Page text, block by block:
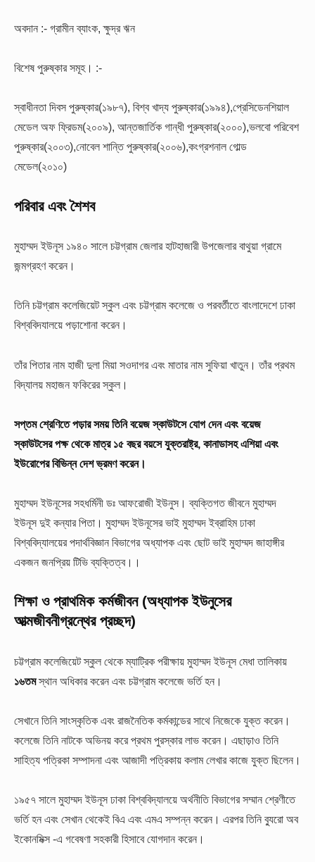
অবদান :- গ্রামীন ব্যাংক, ক্ষুদ্র ঋন
বিশেষ পুরুষ্কার সমূহ। :-
স্বাধীনতা দিবস পুরুষ্কার(১৯৮৭), বিশ্ব খাদ্য পুরুষ্কার(১৯৯৪),প্রেসিডেনশিয়াল
মেডেল অফ ফ্রিডম(২০০৯), আন্তজার্তিক গান্ধী পুরুষ্কার(২০০০),ভলবো পরিবেশ
পুরুষ্কার(২০০৩),নোবেল শান্তি পুরুষ্কার(২০০৬),কংগ্রশনাল গোল্ড
মেডেল(২০১০)
পরিবার এবং শৈশব
মুহাম্মদ ইউনূস ১৯৪০ সালে চট্টগ্রাম জেলার হাটহাজারী উপজেলার বাথুয়া গ্রামে
জন্মগ্রহণ করেন।
তিনি চট্টগ্রাম কলেজিয়েট স্কুল এবং চট্টগ্রাম কলেজে ও পরবর্তীতে বাংলাদেশে ঢাকা
বিশ্ববিদযালয়ে পড়াশোনা করেন।
তাঁর পিতার নাম হাজী দুলা মিয়া সওদাগর এবং মাতার নাম সুফিয়া খাতুন। তাঁর প্রথম
বিদ্যালয় মহাজন ফকিরের স্কুল।
সপ্তম শ্রেণিতে পড়ার সময় তিনি বয়েজ স্কাউটসে যোগ দেন এবং বয়েজ
স্কাউটসের পক্ষ থেকে মাত্র ১৫ বছর বয়সে যুক্তরাষ্ট্র, কানাডাসহ এশিয়া এবং
ইউরোপের বিভিন্ন দেশ ভ্রমণ করেন।
মুহাম্মদ ইউনূসের সহধর্মিনী ডঃ আফরোজী ইউনুস। ব্যক্তিগত জীবনে মুহাম্মদ
ইউনূস দুই কন্যার পিতা। মুহাম্মদ ইউনূসের ভাই মুহাম্মদ ইব্রাহিম ঢাকা
বিশ্ববিদ্যালয়ের পদার্থবিজ্ঞান বিভাগের অধ্যাপক এবং ছোট ভাই মুহাম্মদ জাহাঙ্গীর
একজন জনপ্রিয় টিভি ব্যক্তিত্ব।।
শিক্ষা ও প্রাথমিক কর্মজীবন (অধ্যাপক ইউনুসের
আত্মজীবনীগ্রন্থের প্রচ্ছদ)
চট্টগ্রাম কলেজিয়েট স্কুল থেকে ম্যাট্রিক পরীক্ষায় মুহাম্মদ ইউনূস মেধা তালিকায়
১৬তমস্থান অধিকার করেন এবং চট্টগ্রাম কলেজে ভর্তি হন।
সেখানে তিনি সাংস্কৃতিক এবং রাজনৈতিক কর্মকান্ডের সাথে নিজেকে যুক্ত করেন।
কলেজে তিনি নাটকে অভিনয় করে প্রথম পুরস্কার লাভ করেন। এছাড়াও তিনি
সাহিত্য পত্রিকা সম্পাদনা এবং আজাদী পত্রিকায় কলাম লেখার কাজে যুক্ত ছিলেন।
১৯৫৭ সালে মুহাম্মদ ইউনূস ঢাকা বিশ্ববিদ্যালয়ে অর্থনীতি বিভাগের সম্মান শ্রেণীতে
ভর্তি হন এবং সেখান থেকেই বিএ এবং এমএ সম্পন্ন করেন। এরপর তিনি ব্যুরো অব
ইকোনমিক্স -এ গবেষণা সহকারী হিসাবে যোগদান করেন।